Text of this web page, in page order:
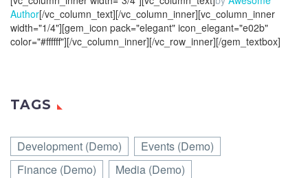
Author[/vc_column_text][/vc_column_inner][vc_column_inner
width="1/4"][gem_icon pack="elegant" icon_elegant="e02b"
color="#ffffff"][/vc_column_inner][/vc_row_inner][/gem_textbox]
TAGS
Development (Demo)
Events (Demo)
Finance (Demo)
Media (Demo)